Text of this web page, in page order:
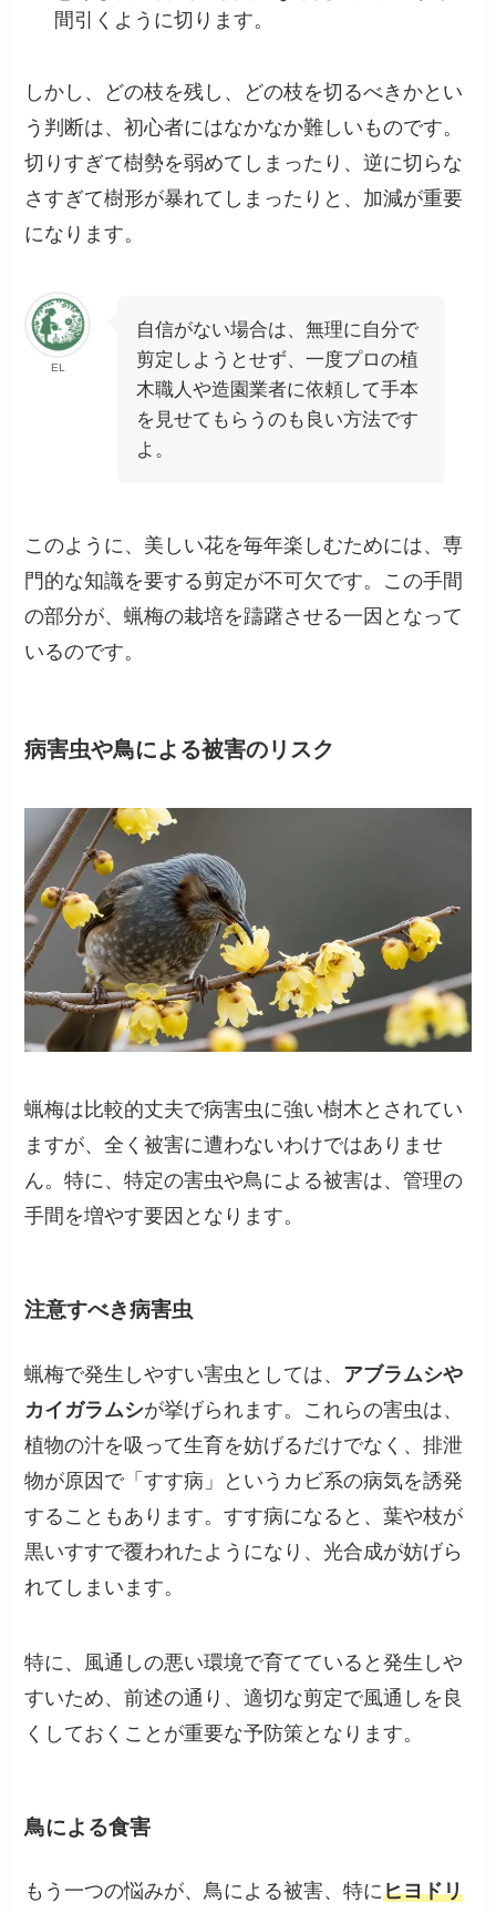
間引くように切ります。
しかし、どの枝を残し、どの枝を切るべきかとい
う判断は、初心者にはなかなか難しいものです。
切りすぎて樹勢を弱めてしまったり、逆に切らな
さすぎて樹形が暴れてしまったりと、加減が重要
になります。
EL
自信がない場合は、無理に自分で
剪定しようとせず、一度プロの植
木職人や造園業者に依頼して手本
を見せてもらうのも良い方法です
よ。
このように、美しい花を毎年楽しむためには、専
門的な知識を要する剪定が不可欠です。この手間
の部分が、蝋梅の栽培を躊躇させる一因となって
いるのです。
病害虫や鳥による被害のリスク
蝋梅は比較的丈夫で病害虫に強い樹木とされてい
ますが、全く被害に遭わないわけではありませ
ん。特に、特定の害虫や鳥による被害は、管理の
手間を増やす要因となります。
注意すべき病害虫
蝋梅で発生しやすい害虫としては、 アブラムシや
カイガラムシが挙げられます。これらの害虫は、
植物の汁を吸って生育を妨げるだけでなく、排泄
物が原因で「すす病」というカビ系の病気を誘発
することもあります。すす病になると、葉や枝が
黒いすすで覆われたようになり、光合成が妨げら
れてしまいます。
特に、風通しの悪い環境で育てていると発生しや
すいため、前述の通り、適切な剪定で風通しを良
くしておくことが重要な予防策となります。
鳥による食害
もう一つの悩みが、鳥による被害、特にヒヨドリ